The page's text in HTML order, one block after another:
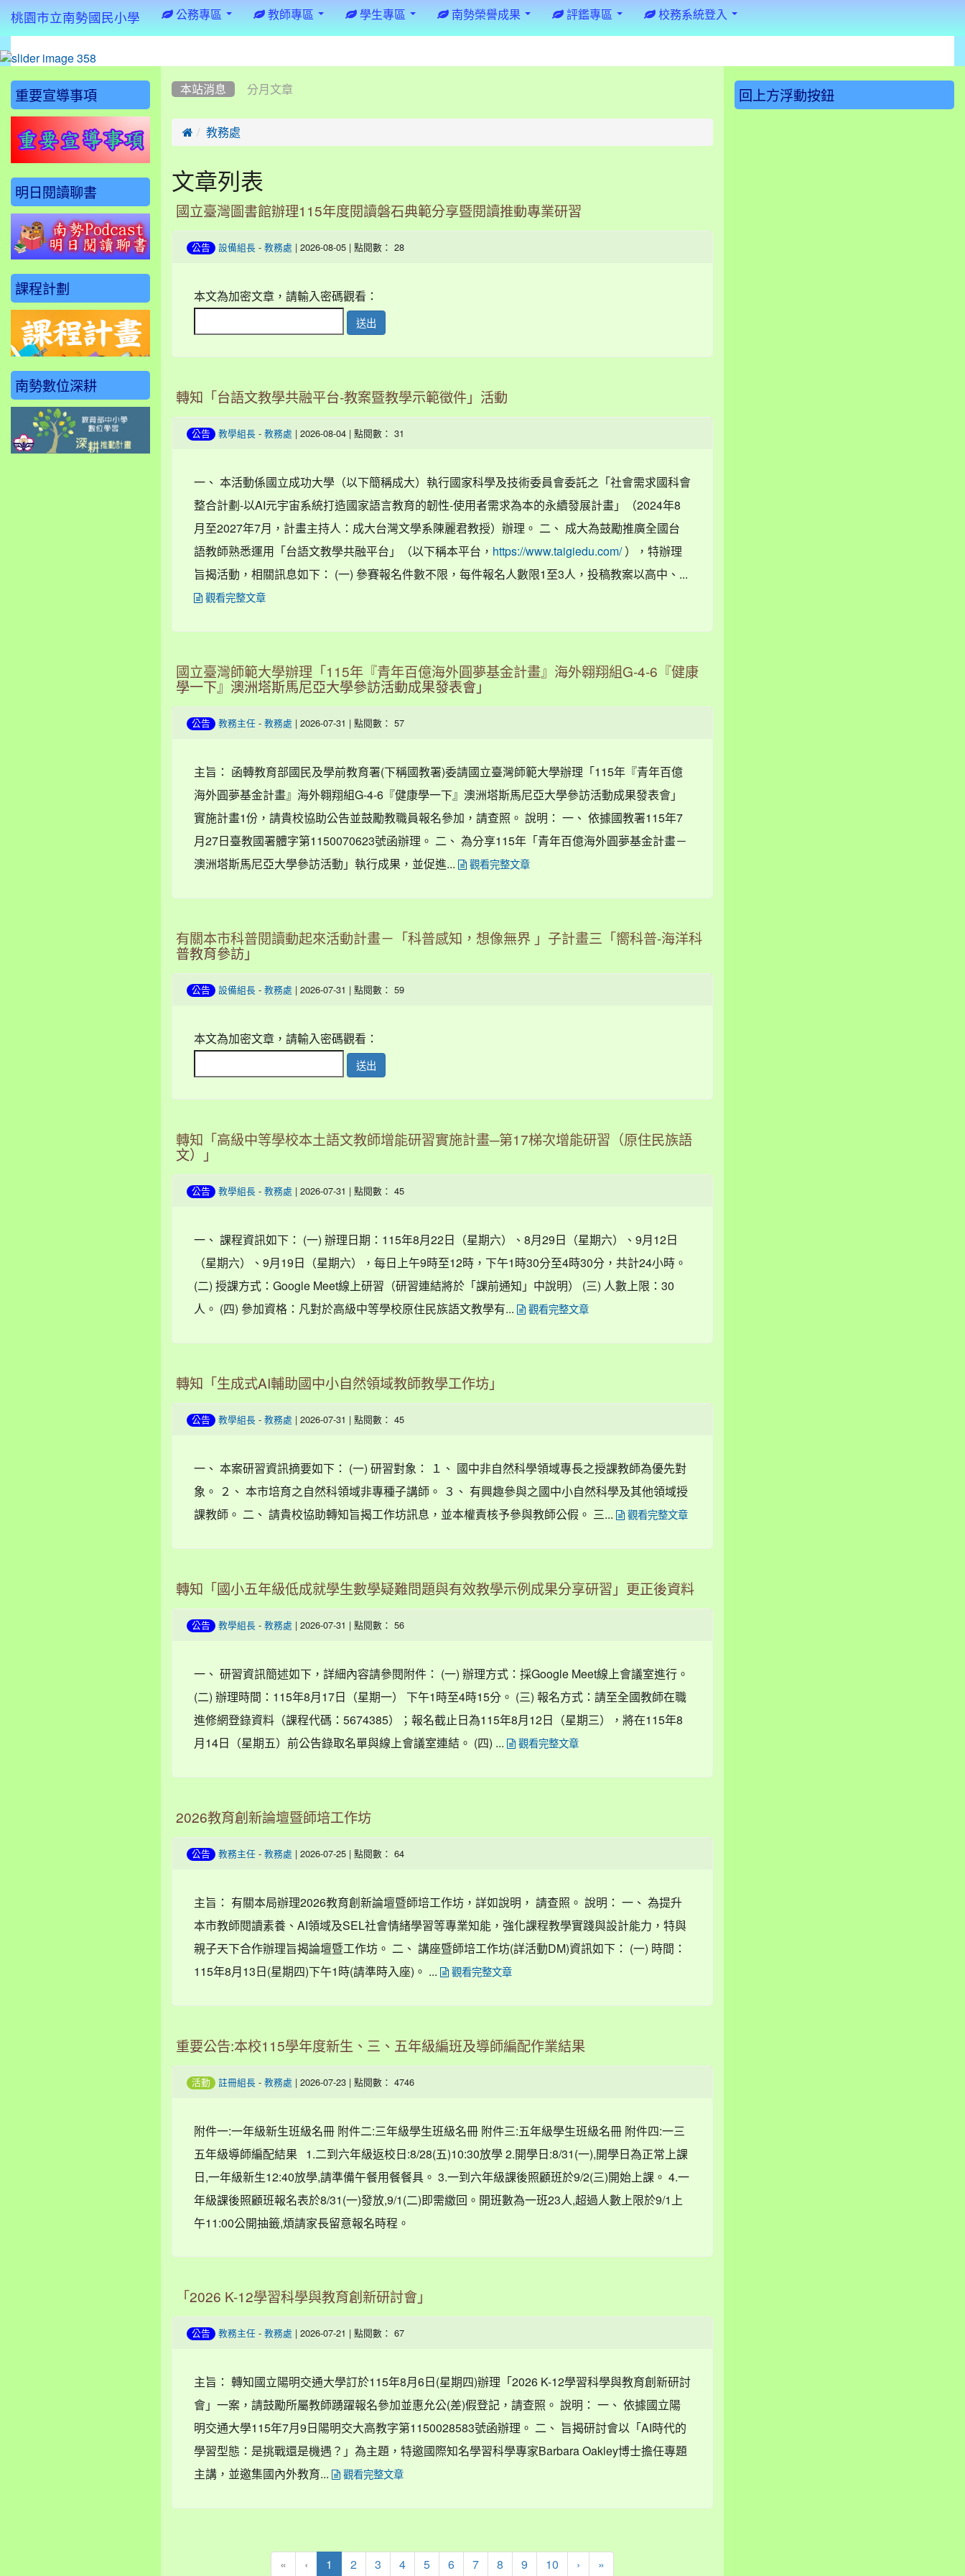
桃園市立南勢國民小學 公務專區 教師專區 學生專區 南勢榮譽成果 評鑑專區 校務系統登入
本站消息 分月文章
 教務處
文章列表
國立臺灣圖書館辦理115年度閱讀磐石典範分享暨閱讀推動專業研習
公告 設備組長 - 教務處 | 2026-08-05 | 點閱數： 28
本文為加密文章，請輸入密碼觀看：
送出
轉知「台語文教學共融平台-教案暨教學示範徵件」活動
公告 教學組長 - 教務處 | 2026-08-04 | 點閱數： 31
一、 本活動係國立成功大學（以下簡稱成大）執行國家科學及技術委員會委託之「社會需求國科會
整合計劃-以AI元宇宙系統打造國家語言教育的韌性-使用者需求為本的永續發展計畫」（2024年8
月至2027年7月，計畫主持人：成大台灣文學系陳麗君教授）辦理。 二、 成大為鼓勵推廣全國台
語教師熟悉運用「台語文教學共融平台」（以下稱本平台， https://www.taigiedu.com/），特辦理
旨揭活動，相關訊息如下： (一) 參賽報名件數不限，每件報名人數限1至3人，投稿教案以高中、...
觀看完整文章
國立臺灣師範大學辦理「115年『青年百億海外圓夢基金計畫』海外翱翔組G-4-6『健康
學一下』澳洲塔斯馬尼亞大學參訪活動成果發表會」
公告 教務主任 - 教務處 | 2026-07-31 | 點閱數： 57
主旨： 函轉教育部國民及學前教育署(下稱國教署)委請國立臺灣師範大學辦理「115年『青年百億
海外圓夢基金計畫』海外翱翔組G-4-6『健康學一下』澳洲塔斯馬尼亞大學參訪活動成果發表會」
實施計畫1份，請貴校協助公告並鼓勵教職員報名參加，請查照。 說明： 一、 依據國教署115年7
月27日臺教國署體字第1150070623號函辦理。 二、 為分享115年「青年百億海外圓夢基金計畫－
澳洲塔斯馬尼亞大學參訪活動」執行成果，並促進...
觀看完整文章
有關本市科普閱讀動起來活動計畫－「科普感知，想像無界 」子計畫三「嚮科普-海洋科
普教育參訪」
公告 設備組長 - 教務處 | 2026-07-31 | 點閱數： 59
本文為加密文章，請輸入密碼觀看：
送出
轉知「高級中等學校本土語文教師增能研習實施計畫─第17梯次增能研習（原住民族語
文）」
公告 教學組長 - 教務處 | 2026-07-31 | 點閱數： 45
一、 課程資訊如下： (一) 辦理日期：115年8月22日（星期六）、8月29日（星期六）、9月12日
（星期六）、9月19日（星期六），每日上午9時至12時，下午1時30分至4時30分，共計24小時。
(二) 授課方式：Google Meet線上研習（研習連結將於「課前通知」中說明） (三) 人數上限：30
人。 (四) 參加資格：凡對於高級中等學校原住民族語文教學有...
觀看完整文章
轉知「生成式AI輔助國中小自然領域教師教學工作坊」
公告 教學組長 - 教務處 | 2026-07-31 | 點閱數： 45
一、 本案研習資訊摘要如下： (一) 研習對象： １、 國中非自然科學領域專長之授課教師為優先對
象。 ２、 本市培育之自然科領域非專種子講師。 ３、 有興趣參與之國中小自然科學及其他領域授
課教師。 二、 請貴校協助轉知旨揭工作坊訊息，並本權責核予參與教師公假。 三...
觀看完整文章
轉知「國小五年級低成就學生數學疑難問題與有效教學示例成果分享研習」更正後資料
公告 教學組長 - 教務處 | 2026-07-31 | 點閱數： 56
一、 研習資訊簡述如下，詳細內容請參閱附件： (一) 辦理方式：採Google Meet線上會議室進行。
(二) 辦理時間：115年8月17日（星期一） 下午1時至4時15分。 (三) 報名方式：請至全國教師在職
進修網登錄資料（課程代碼：5674385）；報名截止日為115年8月12日（星期三），將在115年8
月14日（星期五）前公告錄取名單與線上會議室連結。 (四) ...
觀看完整文章
2026教育創新論壇暨師培工作坊
公告 教務主任 - 教務處 | 2026-07-25 | 點閱數： 64
主旨： 有關本局辦理2026教育創新論壇暨師培工作坊，詳如說明， 請查照。 說明： 一、 為提升
本市教師閱讀素養、AI領域及SEL社會情緒學習等專業知能，強化課程教學實踐與設計能力，特與
親子天下合作辦理旨揭論壇暨工作坊。 二、 講座暨師培工作坊(詳活動DM)資訊如下： (一) 時間：
115年8月13日(星期四)下午1時(請準時入座)。 ...
觀看完整文章
重要公告:本校115學年度新生、三、五年級編班及導師編配作業結果
活動 註冊組長 - 教務處 | 2026-07-23 | 點閱數： 4746
附件一:一年級新生班級名冊 附件二:三年級學生班級名冊 附件三:五年級學生班級名冊 附件四:一三
五年級導師編配結果 1.二到六年級返校日:8/28(五)10:30放學 2.開學日:8/31(一),開學日為正常上課
日,一年級新生12:40放學,請準備午餐用餐餐具。 3.一到六年級課後照顧班於9/2(三)開始上課。 4.一
年級課後照顧班報名表於8/31(一)發放,9/1(二)即需繳回。開班數為一班23人,超過人數上限於9/1上
午11:00公開抽籤,煩請家長留意報名時程。
「2026 K-12學習科學與教育創新研討會」
公告 教務主任 - 教務處 | 2026-07-21 | 點閱數： 67
主旨： 轉知國立陽明交通大學訂於115年8月6日(星期四)辦理「2026 K-12學習科學與教育創新研討
會」一案，請鼓勵所屬教師踴躍報名參加並惠允公(差)假登記，請查照。 說明： 一、 依據國立陽
明交通大學115年7月9日陽明交大高教字第1150028583號函辦理。 二、 旨揭研討會以「AI時代的
學習型態：是挑戰還是機遇？」為主題，特邀國際知名學習科學專家Barbara Oakley博士擔任專題
主講，並邀集國內外教育...
觀看完整文章
« ‹ 1 (current)
2 3 4 5 6 7 8 9 10 › »
::: 重要宣導事項
明日閱讀聊書
課程計劃
南勢數位深耕
::: 回上方浮動按鈕